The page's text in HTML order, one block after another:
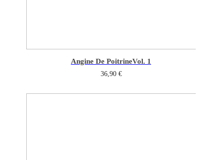
Angine De PoitrineVol. 1
36,90 €